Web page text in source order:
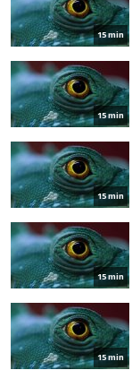
15 min
15 min
15 min
15 min
15 min